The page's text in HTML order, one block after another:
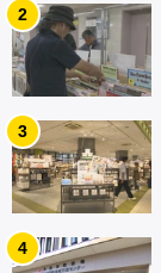
2
3
4